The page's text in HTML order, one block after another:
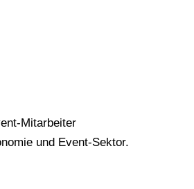
Mitarbeiter
und Event-Sektor.